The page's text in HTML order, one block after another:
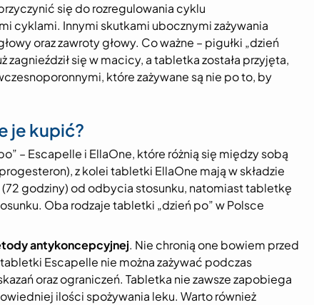
się do rozregulowania cyklu
cyklami. Innymi skutkami ubocznymi zażywania
oraz zawroty głowy. Co ważne – pigułki „dzień
się w macicy, a tabletka została przyjęta,
które zażywane są nie po to, by
je kupić?
– Escapelle i EllaOne, które różnią się między sobą
z kolei tabletki EllaOne mają w składzie
godziny) od odbycia stosunku, natomiast tabletkę
Oba rodzaje tabletki „dzień po” w Polsce
antykoncepcyjnej. Nie chronią one bowiem przed
Escapelle nie można zażywać podczas
oraz ograniczeń. Tabletka nie zawsze zapobiega
ilości spożywania leku. Warto również